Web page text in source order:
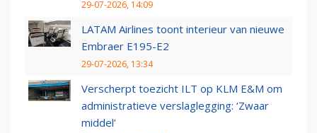
29-07-2026, 14:09
LATAM Airlines toont interieur van nieuwe
Embraer E195-E2
29-07-2026, 13:34
Verscherpt toezicht ILT op KLM E&M om
administratieve verslaglegging: ‘Zwaar
middel’